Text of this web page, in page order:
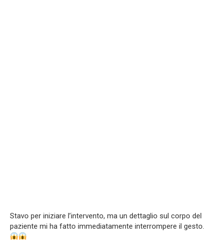
Stavo per iniziare l’intervento, ma un dettaglio sul corpo del
paziente mi ha fatto immediatamente interrompere il gesto.